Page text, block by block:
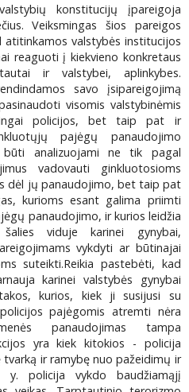
konstitucijų įpareigoja
Veiksmingas šios pareigos
atitinkamos valstybės institucijos
reaguoti į kiekvieno konkretaus
ir valstybei, aplinkybes.
savo įsipareigojimą
visomis valstybinėmis
policijos, bet taip pat ir
pajėgų panaudojimo
būti analizuojami ne tik pagal
vadovauti ginkluotosioms
dėl jų panaudojimo, bet taip pat
kurioms esant galima priimti
panaudojimo, ir kurios leidžia
viduje karinei gynybai,
vykdyti ar būtinajai
suteikti.Reikia pastebėti, kad
karinei valstybės gynybai
kurios, kiek ji susijusi su
pajėgomis atremti nėra
panaudojimas tampa
yra kiek kitokios - policija
ir ramybę nuo pažeidimų ir
policija vykdo baudžiamąjį